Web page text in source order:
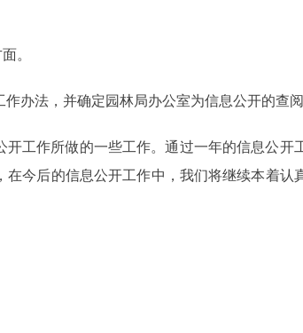
。
办法，并确定园林局办公室为信息公开的查阅
开工作所做的一些工作。通过一年的信息公
在今后的信息公开工作中，我们将继续本着